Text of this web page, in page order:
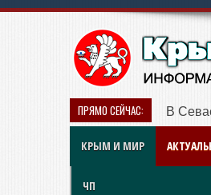
ПРЯМО СЕЙЧАС: В
КРЫМ И МИР
ЧП